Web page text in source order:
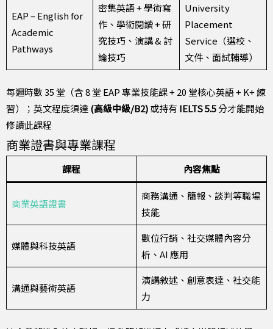
EAP – English for
Academic
Pathways
密集英語 + 學術寫
作、學術閱讀 + 研
究技巧、演講 & 討
論技巧
University
Placement
Service（選校、
文件、面試輔導）
每週時數 35 堂（含 8 堂 EAP 專業技能課 + 20 堂核心英語 + K+ 練
習）；英文程度須達(高級中級/B2)或持有 IELTS 5.5分才能開始
修讀此課程
商業證書與專業課程
課程 內容焦點
商業英語證書
商務溝通、簡報、談判等職場
技能
媒體與科技英語
數位行銷、社交媒體內容分
析、AI 應用
溝通與藝術英語
演講敘述、創意表達、社交能
力